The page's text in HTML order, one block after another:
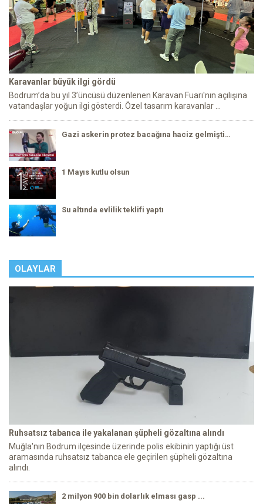
Karavanlar büyük ilgi gördü
Bodrum’da bu yıl 3’üncüsü düzenlenen Karavan Fuarı'nın açılışına
vatandaşlar yoğun ilgi gösterdi. Özel tasarım karavanlar ...
Gazi askerin protez bacağına haciz gelmişti…
1 Mayıs kutlu olsun
Su altında evlilik teklifi yaptı
OLAYLAR
Ruhsatsız tabanca ile yakalanan şüpheli gözaltına alındı
Muğla'nın Bodrum ilçesinde üzerinde polis ekibinin yaptığı üst
aramasında ruhsatsız tabanca ele geçirilen şüpheli gözaltına
alındı.
2 milyon 900 bin dolarlık elması gasp ...